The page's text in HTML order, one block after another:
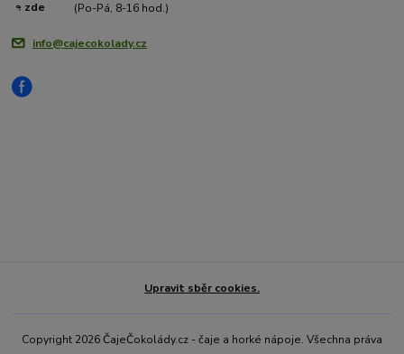
(Po-Pá, 8-16 hod.)
info@cajecokolady.cz
Upravit sběr cookies.
Copyright 2026 ČajeČokolády.cz - čaje a horké nápoje. Všechna práva